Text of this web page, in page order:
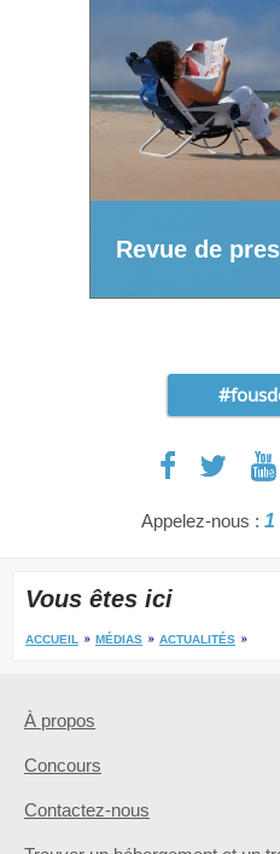
Revue de
Appelez-nous : 1
Vous êtes ici
ACCUEIL MÉDIAS ACTUALITÉS
À propos
Concours
Contactez-nous